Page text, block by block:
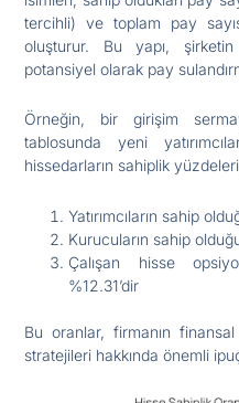
tercihli) ve toplam pay
oluşturur. Bu yapı,
potansiyel olarak pay
Örneğin, bir girişim
tablosunda yeni
hissedarların sahiplik
Yatırımcıların sahip
Kurucuların sahip
Çalışan hisse
%12.31’dir
Bu oranlar, firmanın
stratejileri hakkında önemli